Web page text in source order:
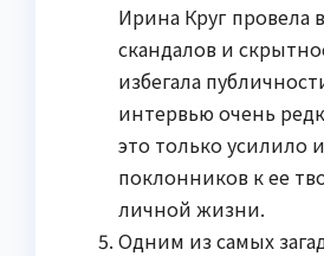
Ирина Круг провела
скандалов и
избегала
интервью очень
это только усилило
поклонников к ее
личной жизни.
Одним из самых